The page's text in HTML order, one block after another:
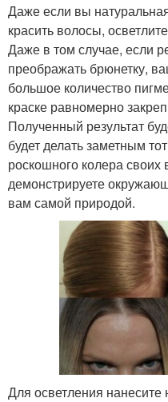
Даже если вы
красить волосы,
Даже в том случае, если
преображать брюнетку,
большое количество
краске равномерно
Полученный результат
будет делать заметным
роскошного колера
демонстрируете
вам самой природой.
Для осветления нанесите